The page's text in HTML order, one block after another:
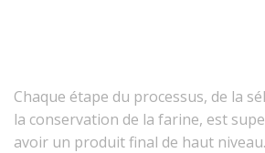
Chaque étape du processus, de la
la conservation de la farine, est
avoir un produit final de haut niveau.